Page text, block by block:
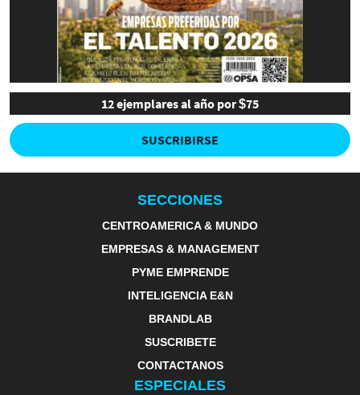
12 ejemplares al año por $75
SUSCRIBIRSE
SECCIONES
CENTROAMERICA & MUNDO
EMPRESAS & MANAGEMENT
PYME EMPRENDE
INTELIGENCIA E&N
BRANDLAB
SUSCRIBETE
CONTACTANOS
ESPECIALES